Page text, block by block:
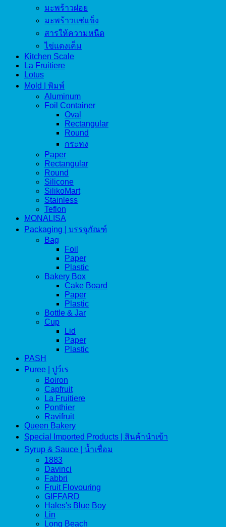
มะพร้าวฝอย
มะพร้าวแช่แข็ง
สารให้ความหนืด
ไข่แดงเค็ม
Kitchen Scale
La Fruitiere
Lotus
Mold | พิมพ์
Aluminum
Foil Container
Oval
Rectangular
Round
กระทง
Paper
Rectangular
Round
Silicone
SilikoMart
Stainless
Teflon
MONALISA
Packaging | บรรจุภัณฑ์
Bag
Foil
Paper
Plastic
Bakery Box
Cake Board
Paper
Plastic
Bottle & Jar
Cup
Lid
Paper
Plastic
PASH
Puree | ปูว์เร
Boiron
Capfruit
La Fruitiere
Ponthier
Ravifruit
Queen Bakery
Special Imported Products | สินค้านำเข้า
Syrup & Sauce | น้ำเชื่อม
1883
Davinci
Fabbri
Fruit Flovouring
GIFFARD
Hales's Blue Boy
Lin
Long Beach